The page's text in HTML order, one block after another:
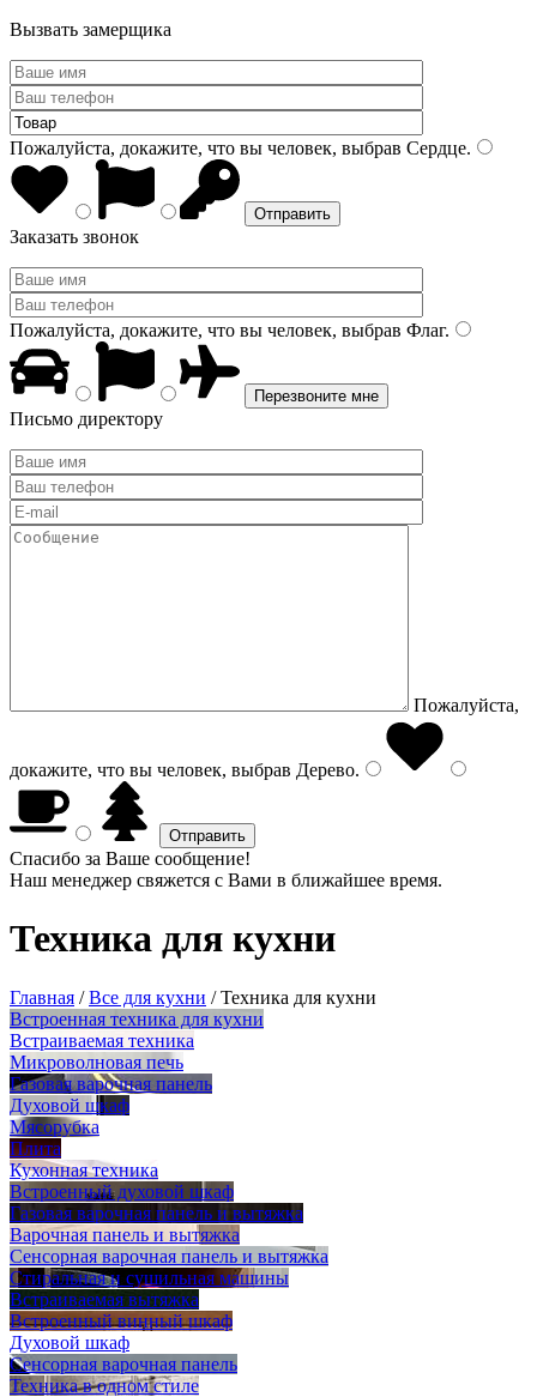
Вызвать замерщика
Пожалуйста, докажите, что вы человек, выбрав Сердце.
Заказать звонок
Пожалуйста, докажите, что вы человек, выбрав Флаг.
Письмо директору
Пожалуйста,
докажите, что вы человек, выбрав Дерево.
Спасибо за Ваше сообщение!
Наш менеджер свяжется с Вами в ближайшее время.
Техника для кухни
Главная /Все для кухни /Техника для кухни
Встроенная техника для кухни
Встраиваемая техника
Микроволновая печь
Газовая варочная панель
Духовой шкаф
Мясорубка
Плита
Кухонная техника
Встроенный духовой шкаф
Газовая варочная панель и вытяжка
Варочная панель и вытяжка
Сенсорная варочная панель и вытяжка
Стиральная и сушильная машины
Встраиваемая вытяжка
Встроенный винный шкаф
Духовой шкаф
Сенсорная варочная панель
Техника в одном стиле